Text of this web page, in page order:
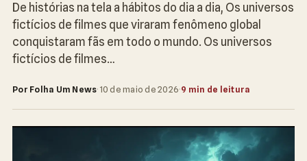
De histórias na tela a hábitos do dia a dia, Os universos
fictícios de filmes que viraram fenômeno global
conquistaram fãs em todo o mundo. Os universos
fictícios de filmes…
Por Folha Um News· 10 de maio de 2026·9 min de leitura